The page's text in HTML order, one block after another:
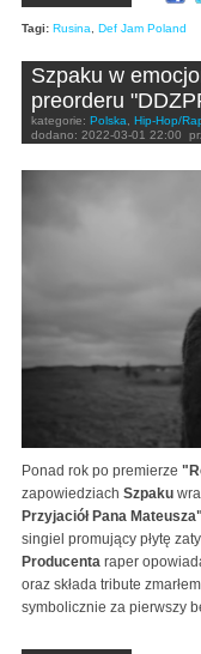
Tagi: Rusina, Def Jam Poland
Szpaku w
preorderu
kategorie: Polska, Hip-Hop/
dodano: 2022-03-01 22:00
Ponad rok po premierze
zapowiedziach Szpaku
Przyjaciół Pana Mateusza"
singiel promujący płytę
Producenta raper
oraz składa tribute
symbolicznie za pierwszy